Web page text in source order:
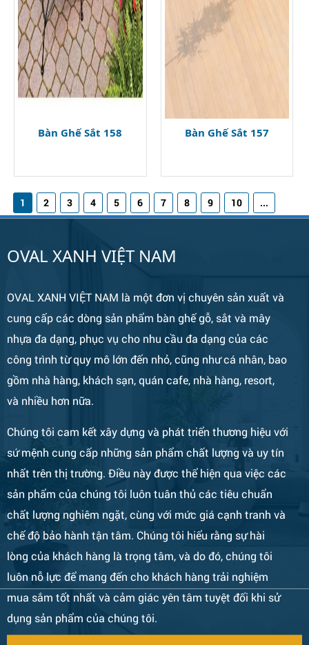
Bàn Ghế Sắt 158 Bàn Ghế Sắt 157
1 2 3 4 5 6 7 8 9 10 ...
OVAL XANH VIỆT NAM
OVAL XANH VIỆT NAM là một đơn vị chuyên sản xuất và
cung cấp các dòng sản phẩm bàn ghế gỗ, sắt và mây
nhựa đa dạng, phục vụ cho nhu cầu đa dạng của các
công trình từ quy mô lớn đến nhỏ, cũng như cá nhân, bao
gồm nhà hàng, khách sạn, quán cafe, nhà hàng, resort,
và nhiều hơn nữa.
Chúng tôi cam kết xây dựng và phát triển thương hiệu với
sứ mệnh cung cấp những sản phẩm chất lượng và uy tín
nhất trên thị trường. Điều này được thể hiện qua việc các
sản phẩm của chúng tôi luôn tuân thủ các tiêu chuẩn
chất lượng nghiêm ngặt, cùng với mức giá cạnh tranh và
chế độ bảo hành tận tâm. Chúng tôi hiểu rằng sự hài
lòng của khách hàng là trọng tâm, và do đó, chúng tôi
luôn nỗ lực để mang đến cho khách hàng trải nghiệm
mua sắm tốt nhất và cảm giác yên tâm tuyệt đối khi sử
dụng sản phẩm của chúng tôi.